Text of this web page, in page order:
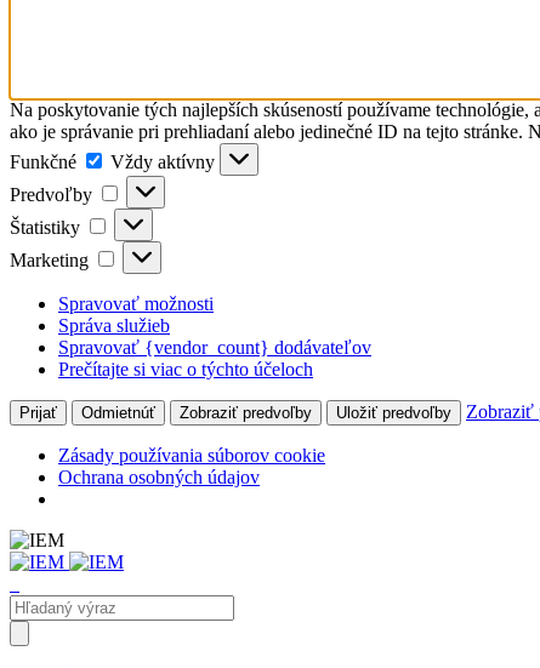
Na poskytovanie tých najlepších skúseností používame
ako je správanie pri prehliadaní alebo jedinečné ID na tejto
Funkčné
Funkčné
Vždy aktívny
Predvoľby
Predvoľby
Štatistiky Štatistiky
Marketing Marketing
Spravovať možnosti
Správa služieb
Spravovať {vendor_count} dodávateľov
Prečítajte si viac o týchto účeloch
Prijať Odmietnúť Zobraziť predvoľby Uložiť predvoľby Zobraziť
Zásady používania súborov cookie
Ochrana osobných údajov